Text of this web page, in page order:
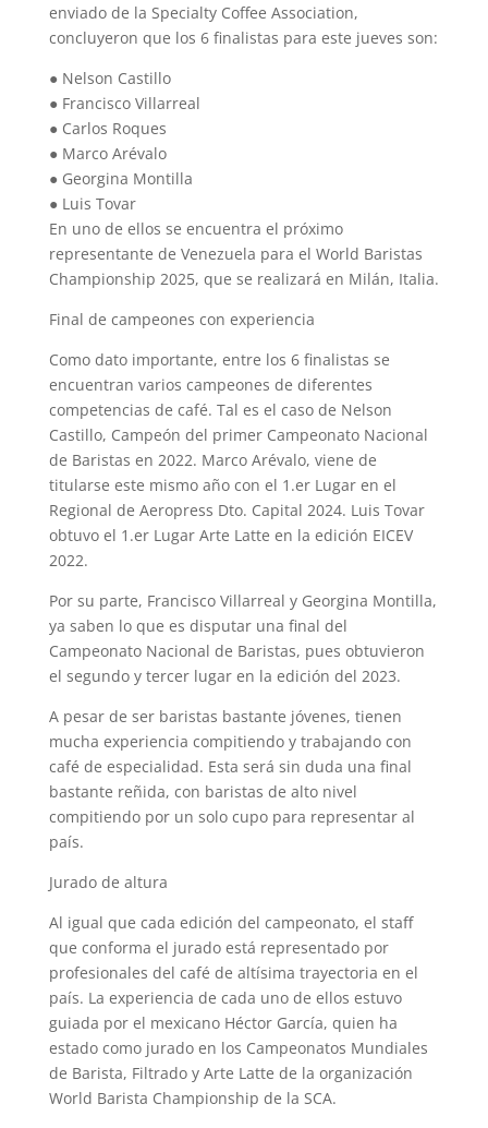
enviado de la Specialty Coffee Association,
concluyeron que los 6 finalistas para este jueves son:
● Nelson Castillo
● Francisco Villarreal
● Carlos Roques
● Marco Arévalo
● Georgina Montilla
● Luis Tovar
En uno de ellos se encuentra el próximo
representante de Venezuela para el World Baristas
Championship 2025, que se realizará en Milán, Italia.
Final de campeones con experiencia
Como dato importante, entre los 6 finalistas se
encuentran varios campeones de diferentes
competencias de café. Tal es el caso de Nelson
Castillo, Campeón del primer Campeonato Nacional
de Baristas en 2022. Marco Arévalo, viene de
titularse este mismo año con el 1.er Lugar en el
Regional de Aeropress Dto. Capital 2024. Luis Tovar
obtuvo el 1.er Lugar Arte Latte en la edición EICEV
2022.
Por su parte, Francisco Villarreal y Georgina Montilla,
ya saben lo que es disputar una final del
Campeonato Nacional de Baristas, pues obtuvieron
el segundo y tercer lugar en la edición del 2023.
A pesar de ser baristas bastante jóvenes, tienen
mucha experiencia compitiendo y trabajando con
café de especialidad. Esta será sin duda una final
bastante reñida, con baristas de alto nivel
compitiendo por un solo cupo para representar al
país.
Jurado de altura
Al igual que cada edición del campeonato, el staff
que conforma el jurado está representado por
profesionales del café de altísima trayectoria en el
país. La experiencia de cada uno de ellos estuvo
guiada por el mexicano Héctor García, quien ha
estado como jurado en los Campeonatos Mundiales
de Barista, Filtrado y Arte Latte de la organización
World Barista Championship de la SCA.